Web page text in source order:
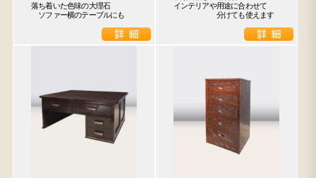
落ち着いた色味の大理石
ソファー横のテーブルにも
インテリアや用途に合わせて
分けても使えます